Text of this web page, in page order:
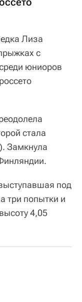
Лиза
с
юниоров
стала
Замкнула
под
три попытки и
4,05